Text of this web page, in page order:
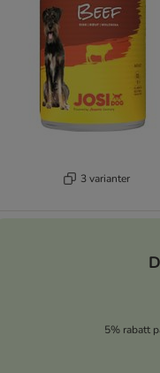
3 varianter
5% rabatt